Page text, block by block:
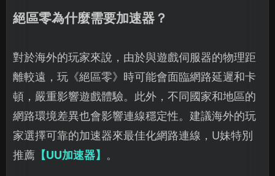
絕區零為什麼需要加速器？
對於海外的玩家來說，由於與遊戲伺服器的物理距
離較遠，玩《絕區零》時可能會面臨網路延遲和卡
頓，嚴重影響遊戲體驗。此外，不同國家和地區的
網路環境差異也會影響連線穩定性。建議海外的玩
家選擇可靠的加速器來最佳化網路連線，U妹特別
推薦 【UU加速器】 。